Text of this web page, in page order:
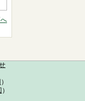
）
）